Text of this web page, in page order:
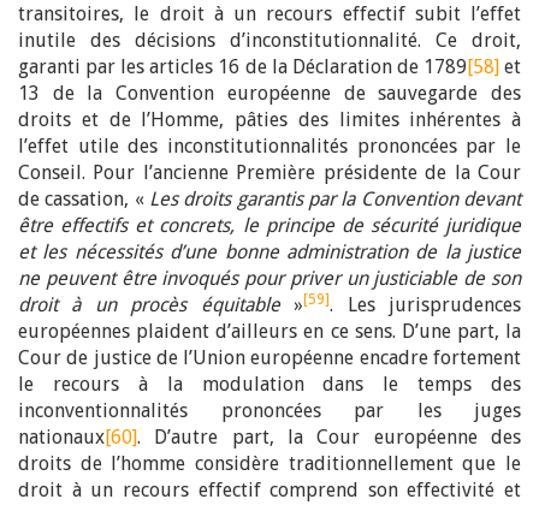
transitoires, le droit à un recours effectif subit l’effet
inutile des décisions d’inconstitutionnalité. Ce droit,
garanti par les articles 16 de la Déclaration de 1789[58]et
13 de la Convention européenne de sauvegarde des
droits et de l’Homme, pâties des limites inhérentes à
l’effet utile des inconstitutionnalités prononcées par le
Conseil. Pour l’ancienne Première présidente de la Cour
de cassation, « Les droits garantis par la Convention devant
être effectifs et concrets, le principe de sécurité juridique
et les nécessités d’une bonne administration de la justice
ne peuvent être invoqués pour priver un justiciable de son
droit à un procès équitable»[59]. Les jurisprudences
européennes plaident d’ailleurs en ce sens. D’une part, la
Cour de justice de l’Union européenne encadre fortement
le recours à la modulation dans le temps des
inconventionnalités prononcées par les juges
nationaux[60]. D’autre part, la Cour européenne des
droits de l’homme considère traditionnellement que le
droit à un recours effectif comprend son effectivité et